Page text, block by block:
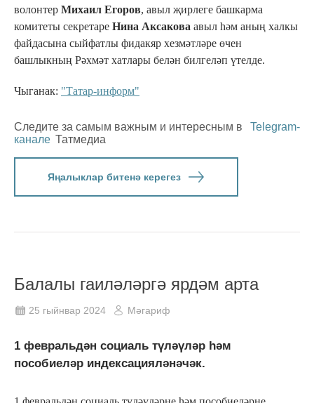
волонтер Михаил Егоров, авыл җирлеге башкарма
комитеты секретаре Нина Аксакова авыл һәм аның халкы
файдасына сыйфатлы фидакяр хезмәтләре өчен
башлыкның Рәхмәт хатлары белән билгеләп үтелде.
Чыганак: "Татар-информ"
Следите за самым важным и интересным в
Telegram-
канале Татмедиа
Яңалыклар битенә керегез
Балалы гаиләләргә ярдәм арта
25 гыйнвар 2024 Мәгариф
1 февральдән социаль түләүләр һәм
пособиеләр индексацияләнәчәк.